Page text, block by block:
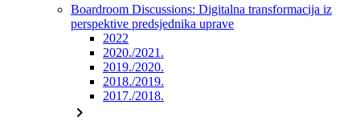
Boardroom Discussions: Digitalna transformacija iz
perspektive predsjednika uprave
2022
2020./2021.
2019./2020.
2018./2019.
2017./2018.
chevron_right